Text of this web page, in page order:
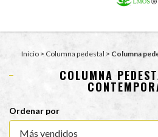
Inicio > Columna pedestal > Columna
COLUMNA
Ordenar por